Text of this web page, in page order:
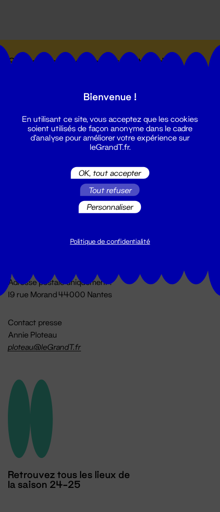
Suivez toutes les actualités du
Du lundi au vendredi 14h → 18h
Adresse postale uniquement :
19 rue Morand 44000 Nantes
Contact presse
Annie Ploteau
ploteau@leGrandT.fr
Retrouvez tous les lieux de
la saison 24-25
Bienvenue !
En utilisant ce site, vous acceptez que les cookies
soient utilisés de façon anonyme dans le cadre
d'analyse pour améliorer votre expérience sur
leGrandT.fr.
OK, tout accepter
Tout refuser
Personnaliser
Politique de confidentialité